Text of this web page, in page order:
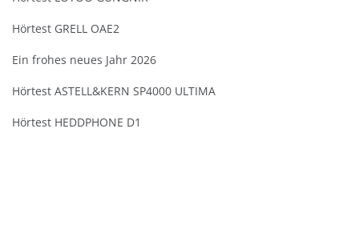
Hörtest GRELL OAE2
Ein frohes neues Jahr 2026
Hörtest ASTELL&KERN SP4000 ULTIMA
Hörtest HEDDPHONE D1